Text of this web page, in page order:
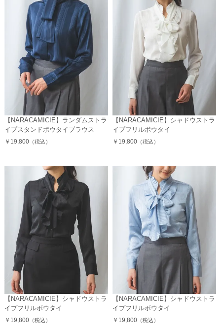
【NARACAMICIE】ランダムストラ
イプスタンドボウタイブラウス
￥19,800（税込）
【NARACAMICIE】シャドウストラ
イプフリルボウタイ
￥19,800 （税込）
【NARACAMICIE】シャドウストラ
イプフリルボウタイ
￥19,800（税込）
【NARACAMICIE】シャドウストラ
イプフリルボウタイ
￥19,800 （税込）